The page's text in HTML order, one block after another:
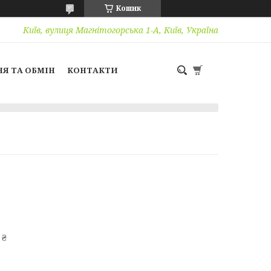
Кошик
Київ, вулиця Магнітогорська 1-А, Київ, Україна
ТА ОБМІН КОНТАКТИ